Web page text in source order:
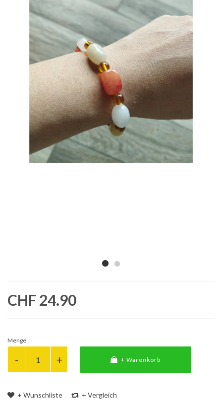
CHF 24.90
Menge
+ Warenkorb
+ Wunschliste + Vergleich